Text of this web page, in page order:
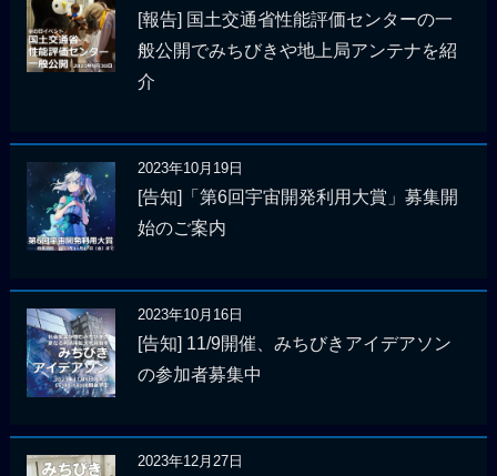
[報告] 国土交通省性能評価センターの一
般公開でみちびきや地上局アンテナを紹
介
2023年10月19日
[告知]「第6回宇宙開発利用大賞」募集開
始のご案内
2023年10月16日
[告知] 11/9開催、みちびきアイデアソン
の参加者募集中
2023年12月27日